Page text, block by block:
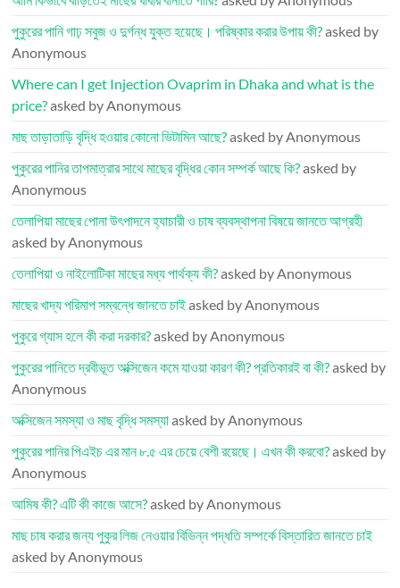
পুকুরের পানি গাঢ় সবুজ ও দুর্গন্ধ যুক্ত হয়েছে। পরিষ্কার করার উপায় কী?asked by
Anonymous
Where can I get Injection Ovaprim in Dhaka and what is the
price?asked by Anonymous
মাছ তাড়াতাড়ি বৃদ্ধি হওয়ার কোনো ভিটামিন আছে?asked by Anonymous
পুকুরের পানির তাপমাত্রার সাথে মাছের বৃদ্ধির কোন সম্পর্ক আছে কি?asked by
Anonymous
তেলাপিয়া মাছের পোনা উৎপাদনে হ্যাচারী ও চাষ ব্যবস্থাপনা বিষয়ে জানতে আগ্রহী
asked by Anonymous
তেলাপিয়া ও নাইলোটিকা মাছের মধ্য পার্থক্য কী?asked by Anonymous
মাছের খাদ্য পরিমাপ সম্বন্ধে জানতে চাইasked by Anonymous
পুকুরে গ্যাস হলে কী করা দরকার?asked by Anonymous
পুকুরের পানিতে দ্রবীভূত অক্সিজেন কমে যাওয়া কারণ কী? প্রতিকারই বা কী?asked by
Anonymous
অক্সিজেন সমস্যা ও মাছ বৃদ্ধি সমস্যাasked by Anonymous
পুকুরের পানির পিএইচ এর মান ৮.৫ এর চেয়ে বেশী রয়েছে। এখন কী করবো?asked by
Anonymous
আমিষ কী? এটি কী কাজে আসে?asked by Anonymous
মাছ চাষ করার জন্য পুকুর লিজ নেওয়ার বিভিন্ন পদ্ধতি সম্পর্কে বিস্তারিত জানতে চাই
asked by Anonymous